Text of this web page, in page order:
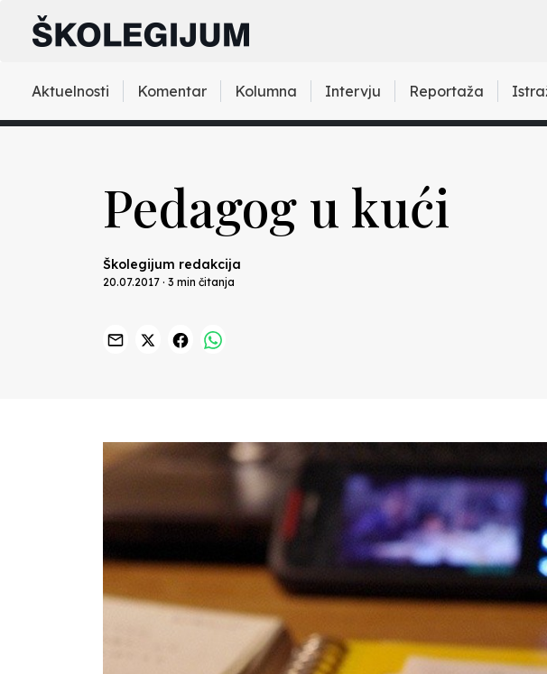
Aktuelnosti Komentar Kolumna Intervju Reportaža
Pedagog u kući
Školegijum redakcija
20.07.2017 · 3 min čitanja